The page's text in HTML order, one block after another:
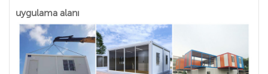
uygulama alanı